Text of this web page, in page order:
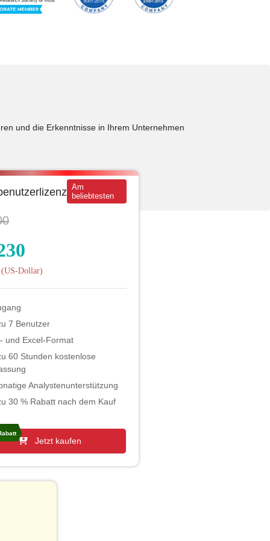
und die Erkenntnisse in Ihrem Unternehmen
Am
beliebtesten
Dollar)
7 Benutzer
und Excel-Format
60 Stunden kostenlose
Analystenunterstützung
30 % Rabatt nach dem Kauf
Jetzt kaufen